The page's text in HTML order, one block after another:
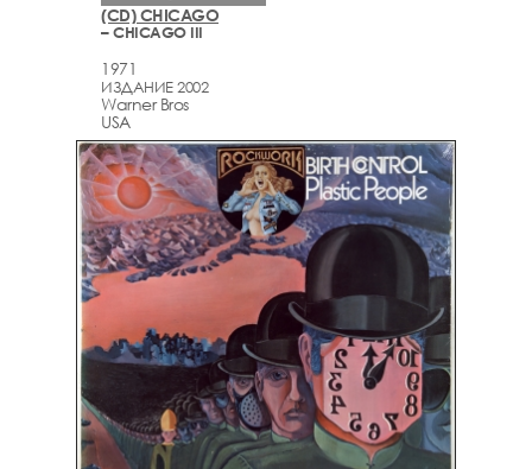
(CD) CHICAGO
– CHICAGO III
1971
ИЗДАНИЕ 2002
Warner Bros
USA